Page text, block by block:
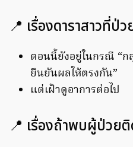
📍 เรื่องดาราสาวที่ป่ว
ตอนนี้ยังอยู่ในกรณี “
ยืนยันผลให้ตรงกัน”
แต่เฝ้าดูอาการต่อไป
📍 เรื่องถ้าพบผู้ป่วยติ